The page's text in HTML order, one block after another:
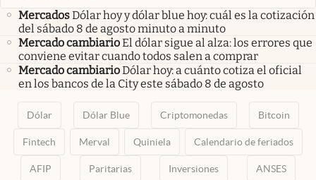
MercadosDólar hoy y dólar blue hoy: cuál es la cotización
del sábado 8 de agosto minuto a minuto
Mercado cambiarioEl dólar sigue al alza: los errores que
conviene evitar cuando todos salen a comprar
Mercado cambiarioDólar hoy: a cuánto cotiza el oficial
en los bancos de la City este sábado 8 de agosto
Dólar Dólar Blue Criptomonedas Bitcoin
Fintech Merval Quiniela Calendario de feriados
AFIP Paritarias Inversiones ANSES